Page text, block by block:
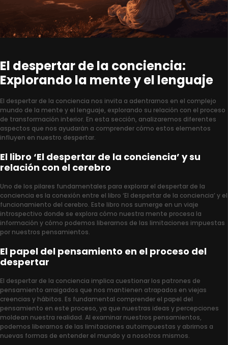
El despertar de la conciencia:
Explorando la mente y el lenguaje
El despertar de la conciencia nos invita a adentrarnos en el complejo
mundo de la mente y el lenguaje, explorando su relación con el proceso
de transformación interior. En esta sección, analizaremos diferentes
aspectos que nos ayudarán a comprender cómo estos elementos
influyen en nuestro despertar.
El libro ‘El despertar de la conciencia’ y su
relación con el cerebro
Uno de los pilares fundamentales para explorar el despertar de la
conciencia es la conexión entre el libro ‘El despertar de la conciencia’ y el
funcionamiento del cerebro. Este libro nos sumerge en un viaje
introspectivo donde se explora cómo nuestra mente procesa la
información y cómo podemos liberarnos de las limitaciones impuestas
por nuestros pensamientos.
El papel del pensamiento en el proceso del
despertar
El despertar de la conciencia implica cuestionar los patrones de
pensamiento arraigados que nos mantienen atrapados en viejas
creencias y hábitos. Es fundamental comprender el papel del
pensamiento en este proceso, ya que nuestras ideas y percepciones
moldean nuestra realidad. Al examinar nuestros pensamientos,
podemos liberarnos de las limitaciones autoimpuestas y abrirnos a
nuevas formas de entender el mundo y a nosotros mismos.